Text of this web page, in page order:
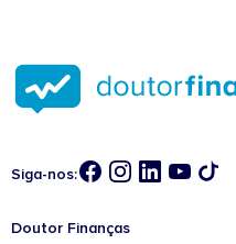
Siga-nos:
Doutor Finanças